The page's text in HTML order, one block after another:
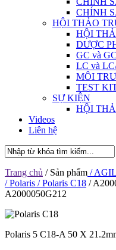
CHÍNH
HỘI THẢO
HỘI
DƯỢC
GC và
LC và
MÔI
TEST
SỰ KIỆN
HỘI
Videos
Liên hệ
Trang chủ / Sản phẩm /
/ Polaris / Polaris C18 /
A2000050G212
Polaris 5 C18-A 50 X